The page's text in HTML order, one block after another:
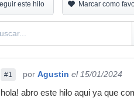
este hilo Marcar como
#1 por Agustin el 15/01/2024
hola! abro este hilo aqui ya que